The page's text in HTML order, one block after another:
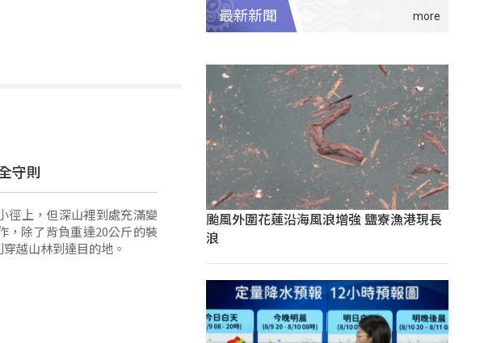
守則
徑上，但深山裡到處充滿變
，除了背負重達20公斤的裝
越山林到達目的地。
最新新聞
颱風外圍花蓮沿海風浪增強 鹽寮漁港現長
浪